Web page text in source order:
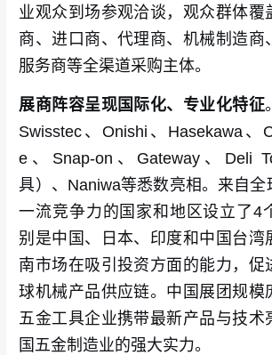
业观众到场参观洽谈，观众群体覆
商、进口商、代理商、机械制造商
服务商等全渠道采购主体。
展商阵容呈现国际化、专业化特征
Swisstec、Onishi、Hasekawa、
e、Snap-on、Gateway、Deli
具）、Naniwa等悉数亮相。来自全
一流竞争力的国家和地区设立了4
别是中国、日本、印度和中国台湾
南市场在吸引投资方面的能力，促
球机械产品供应链。中国展团规模
五金工具企业携带最新产品与技术
国五金制造业的强大实力。